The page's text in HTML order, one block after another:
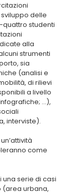
delle
studenti
alla
strumenti
sia
(analisi e
di rilievi
a livello
…),
interviste).
come
serie di casi
(area urbana,